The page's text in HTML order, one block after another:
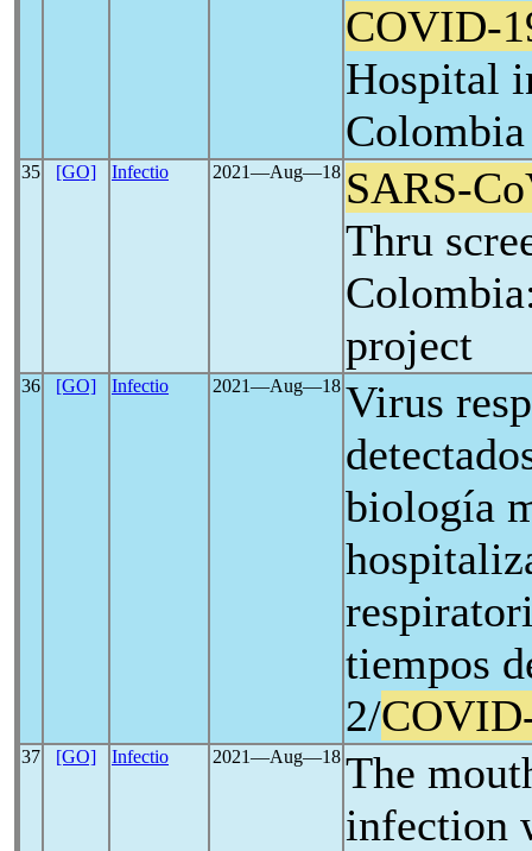
COVID-
Hospital
Colombia
35 [GO] Infectio 2021―Aug―18 SARS-
Thru
project
36 [GO] Infectio 2021―Aug―18 Virus
biología
tiempos
2/
37 [GO] Infectio 2021―Aug―18 The
infection